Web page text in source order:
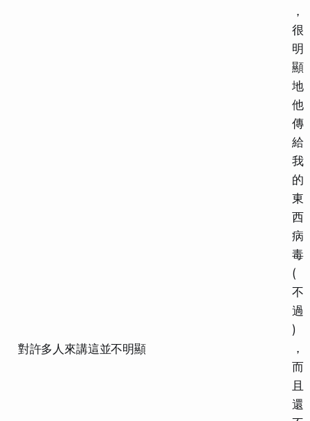
，
很
明
顯
地
他
傳
給
我
的
東
西
病
毒
(
不
過
對許多人來講這並不明顯
)
，
而
且
還